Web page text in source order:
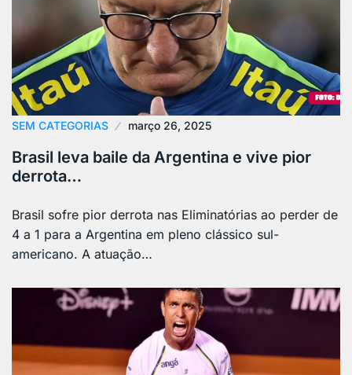
SEM CATEGORIAS março 26, 2025
Brasil leva baile da Argentina e vive pior
derrota…
Brasil sofre pior derrota nas Eliminatórias ao perder de
4 a 1 para a Argentina em pleno clássico sul-
americano. A atuação…